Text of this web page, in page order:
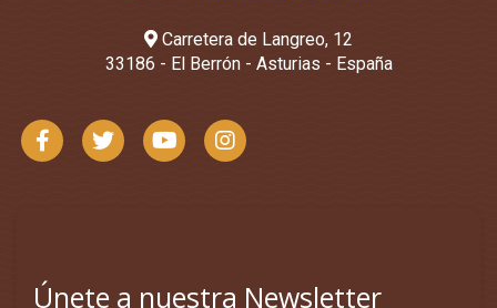
Carretera de Langreo, 12
33186 - El Berrón - Asturias - España